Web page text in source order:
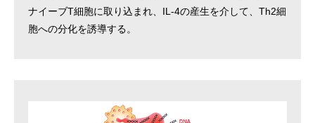
ナイーブT細胞に取り込まれ、IL-4の産生を介して、Th2細
胞への分化を誘導する。